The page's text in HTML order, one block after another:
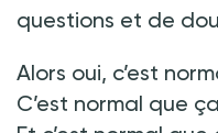
questions et de
Alors oui, c’est
C’est normal que